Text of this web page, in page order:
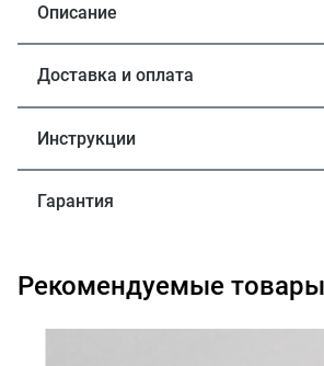
Описание
Доставка и оплата
Инструкции
Гарантия
Рекомендуемые товары